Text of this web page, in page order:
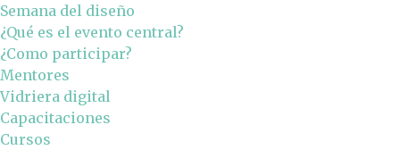
Semana del diseño
¿Qué es el evento central?
¿Como participar?
Mentores
Vidriera digital
Capacitaciones
Cursos